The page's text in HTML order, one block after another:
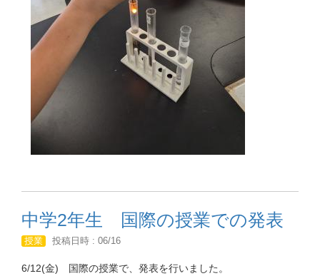
中学2年生 国際の授業での発表
授業 投稿日時 : 06/16
6/12(金) 国際の授業で、発表を行いました。